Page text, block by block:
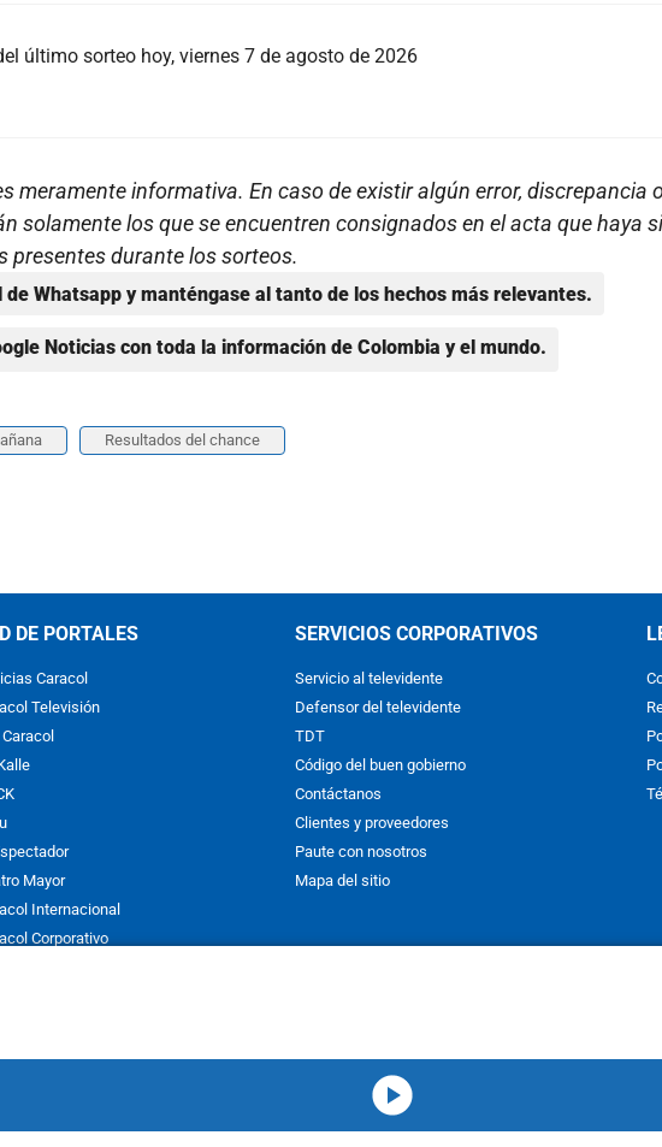
último sorteo hoy, viernes 7 de agosto de 2026
meramente informativa. En caso de existir algún error, discrepancia
solamente los que se encuentren consignados en el acta que haya
presentes durante los sorteos.
de Whatsapp y manténgase al tanto de los hechos más relevantes.
Noticias con toda la información de Colombia y el mundo.
Resultados del chance
DE PORTALES
Caracol
Televisión
Mayor
Internacional
Corporativo
SERVICIOS CORPORATIVOS
Servicio al televidente
Defensor del televidente
TDT
Código del buen gobierno
Contáctanos
Clientes y proveedores
Paute con nosotros
Mapa del sitio
de los
D.R.A. Prohibida su reproducción total o parcial, así como su traducción a
in whole or in part, or translation without written permission is prohibited. All